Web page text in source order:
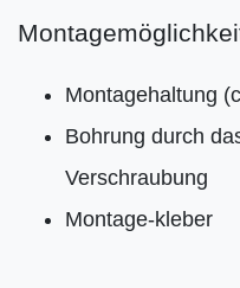
Montagehaltung
Bohrung durch
Verschraubung
Montage-kleber